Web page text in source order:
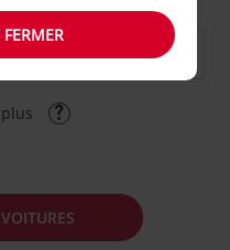
DE FIN
FERMER